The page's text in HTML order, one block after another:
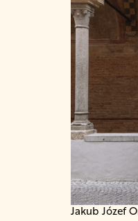
Jakub Józef